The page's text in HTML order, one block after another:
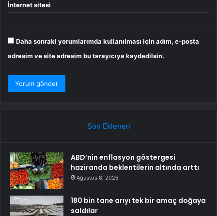
İnternet sitesi
Daha sonraki yorumlarımda kullanılması için adım, e-posta
adresim ve site adresim bu tarayıcıya kaydedilsin.
Son Eklenen
ABD’nin enflasyon göstergesi
haziranda beklentilerin altında arttı
Ağustos 8, 2026
180 bin tane arıyı tek bir amaç doğaya
saldılar